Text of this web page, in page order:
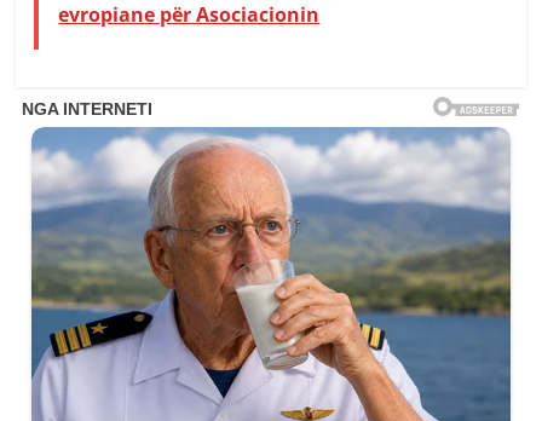
evropiane për Asociacionin